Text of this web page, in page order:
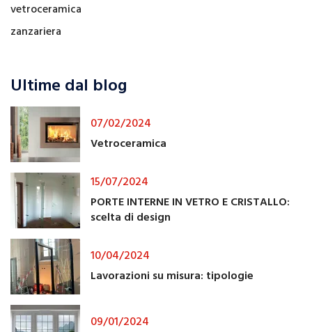
vetroceramica
zanzariera
Ultime dal blog
07/02/2024
Vetroceramica
15/07/2024
PORTE INTERNE IN VETRO E CRISTALLO:
scelta di design
10/04/2024
Lavorazioni su misura: tipologie
09/01/2024